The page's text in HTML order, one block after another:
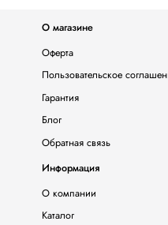
О магазине
Оферта
Пользовательское
Гарантия
Блог
Обратная связь
Информация
О компании
Каталог